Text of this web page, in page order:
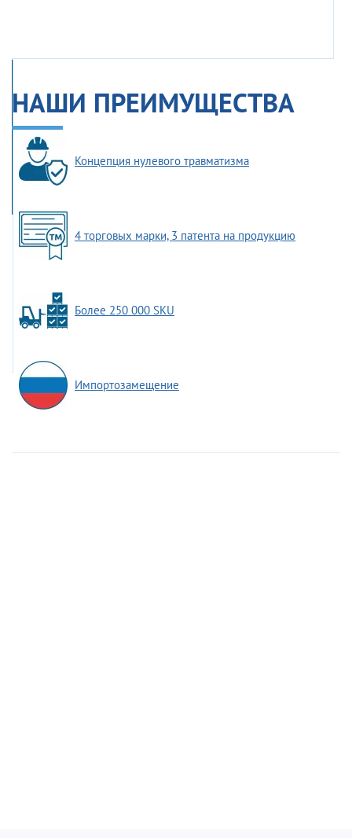
НАШИ ПРЕИМУЩЕСТВА
Концепция нулевого травматизма
4 торговых марки, 3 патента на продукцию
Более 250 000 SKU
Импортозамещение